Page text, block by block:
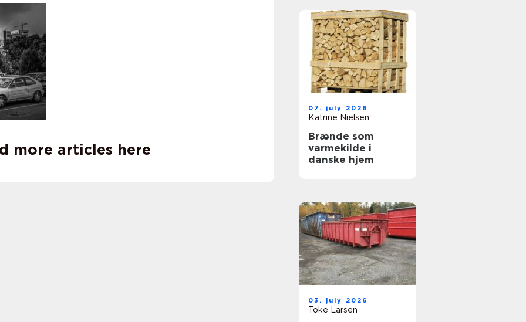
more articles here
07. july 2026
Katrine Nielsen
Brænde som
varmekilde i
danske hjem
03. july 2026
Toke Larsen